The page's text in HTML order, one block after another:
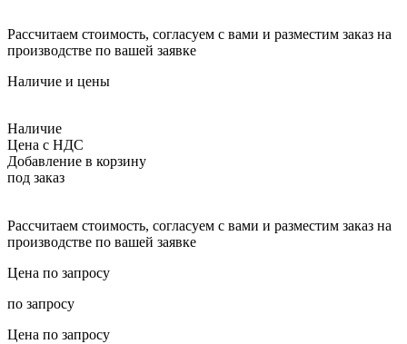
Рассчитаем стоимость, согласуем с вами и разместим заказ на
производстве по вашей заявке
Наличие и цены
Наличие
Цена с НДС
Добавление в корзину
под заказ
Рассчитаем стоимость, согласуем с вами и разместим заказ на
производстве по вашей заявке
Цена по запросу
по запросу
Цена по запросу